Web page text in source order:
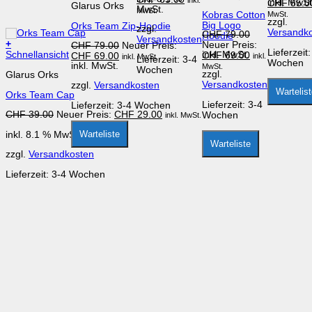
+
Schnellansicht
Glarus Orks
Orks Team Cap
CHF39.00 Ursprünglicher
Preis
war:
CHF 39.00
Neuer Preis: CHF 29.00Aktueller
CHF 29.00.
inkl. MwSt.
inkl. 8.1 % MwSt.
zzgl. Versandkosten
Lieferzeit: 3-4 Wochen
weist
Varianten
auf.
Die
Optionen
können
der
Produktseite
gewählt
werden
Glarus Orks
Orks Team Zip-Hoodie
CHF79.00 Ursprünglicher
Preis
war:
CHF 79.00
Neuer Preis:
CHF 69.00Aktueller
Preis
CHF 69.00.
inkl. MwSt.
inkl. MwSt.
zzgl.Versandkosten
Lieferzeit:3-4 Wochen
Warteliste
CHF 75.00
Preis
CHF 65.00.
MwSt.
MwSt.
zzgl.
Versandkosten
Lieferzeit:3-4
Wochen
Varianten
auf.
Die
Optionen
können
auf
der
Produktseite
gewählt
werden
Kobras Cotton
Big Logo
Hoodie
CHF79.00
Preis
war:
CHF 79.00
Neuer Preis:
CHF69.00Aktueller
Preis
CHF 69.00.
inkl.
MwSt.
inkl. MwSt.
zzgl.
Versandkosten
Lieferzeit: 3-4
Wochen
Warteliste
können
auf
der
gewählt
werden
CHF
MwSt.
inkl.
zzgl.
Wochen